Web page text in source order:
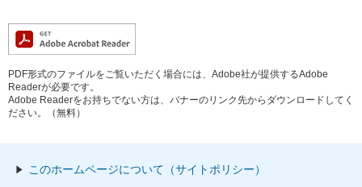
PDF形式のファイルをご覧いただく場合には、Adobe社が提供するAdobe
Readerが必要です。
Adobe Readerをお持ちでない方は、バナーのリンク先からダウンロードしてく
ださい。（無料）
このホームページについて（サイトポリシー）